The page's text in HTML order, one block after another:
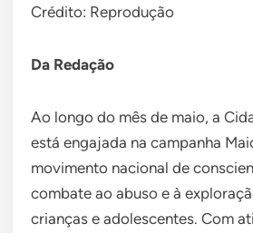
Crédito: Reprodução
Da Redação
Ao longo do mês de maio, a
está engajada na campanha
movimento nacional de
combate ao abuso e à
crianças e adolescentes. Com